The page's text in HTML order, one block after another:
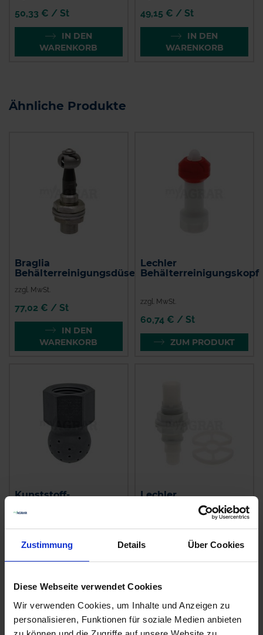
Zustimmung Details Über Cookies
Diese Webseite verwendet Cookies
Wir verwenden Cookies, um Inhalte und Anzeigen zu
personalisieren, Funktionen für soziale Medien anbieten
50,33 € / St
IN DEN
WARENKORB
49,15 € / St
IN DEN
WARENKORB
Ähnliche Produkte
Braglia
Behälterreinigungsdüse
zzgl. MwSt.
77,02 € / St
IN DEN
WARENKORB
Lechler
Behälterreinigungskopf
zzgl. MwSt.
60,74 € / St
ZUM PRODUKT
Kunststoff-
50,66 € / St
IN DEN
Lechler
Automatikkopf
39,57 € / St
IN DEN
Anmelden für Ihren persönlichen Preis